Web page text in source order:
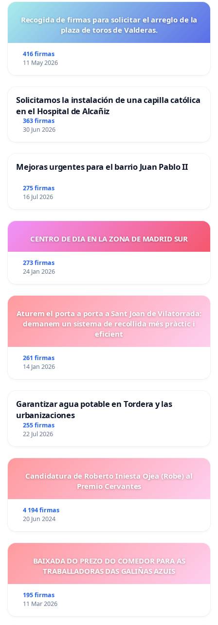
Recogida de firmas para solicitar el arreglo de la
plaza de toros de Valderas.
416 firmas
11 May 2026
Solicitamos la instalación de una capilla católica
en el Hospital de Alcañiz
363 firmas
30 Jun 2026
Mejoras urgentes para el barrio Juan Pablo II
275 firmas
16 Jul 2026
CENTRO DE DIA EN LA ZONA DE MADRID SUR
273 firmas
24 Jan 2026
Aturem el porta a porta a Sant Joan de Vilatorrada:
demanem un sistema de recollida més pràctic i
eficient
261 firmas
14 Jan 2026
Garantizar agua potable en Tordera y las
urbanizaciones
255 firmas
22 Jul 2026
Candidatura de Roberto Iniesta Ojea (Robe) al
Premio Cervantes
4 194 firmas
20 Jun 2024
BAIXADA DO PREZO DO COMEDOR PARA AS
TRABALLADORAS DAS GALIÑAS AZUIS
195 firmas
11 Mar 2026